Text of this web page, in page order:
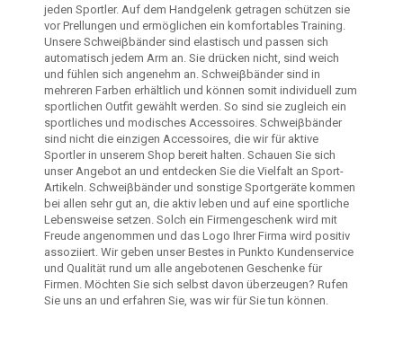
jeden Sportler. Auf dem Handgelenk getragen schützen sie
vor Prellungen und ermöglichen ein komfortables Training.
Unsere Schweiβbänder sind elastisch und passen sich
automatisch jedem Arm an. Sie drücken nicht, sind weich
und fühlen sich angenehm an. Schweiβbänder sind in
mehreren Farben erhältlich und können somit individuell zum
sportlichen Outfit gewählt werden. So sind sie zugleich ein
sportliches und modisches Accessoires. Schweiβbänder
sind nicht die einzigen Accessoires, die wir für aktive
Sportler in unserem Shop bereit halten. Schauen Sie sich
unser Angebot an und entdecken Sie die Vielfalt an Sport-
Artikeln. Schweiβbänder und sonstige Sportgeräte kommen
bei allen sehr gut an, die aktiv leben und auf eine sportliche
Lebensweise setzen. Solch ein Firmengeschenk wird mit
Freude angenommen und das Logo Ihrer Firma wird positiv
assoziiert. Wir geben unser Bestes in Punkto Kundenservice
und Qualität rund um alle angebotenen Geschenke für
Firmen. Möchten Sie sich selbst davon überzeugen? Rufen
Sie uns an und erfahren Sie, was wir für Sie tun können.